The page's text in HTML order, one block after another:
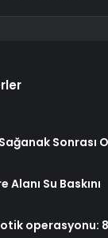
Sonrası
Alanı Su Baskını
operasyonu: